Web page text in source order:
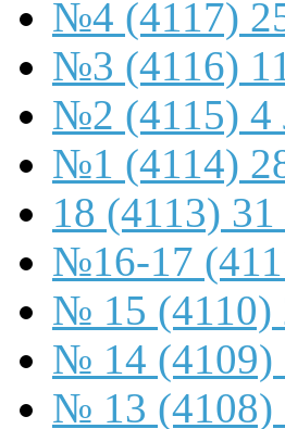
№4 (4117)
№3 (4116)
№2 (4115) 4
№1 (4114)
18 (4113)
№16-17
№ 15 (4110)
№ 14 (4109)
№ 13 (4108)